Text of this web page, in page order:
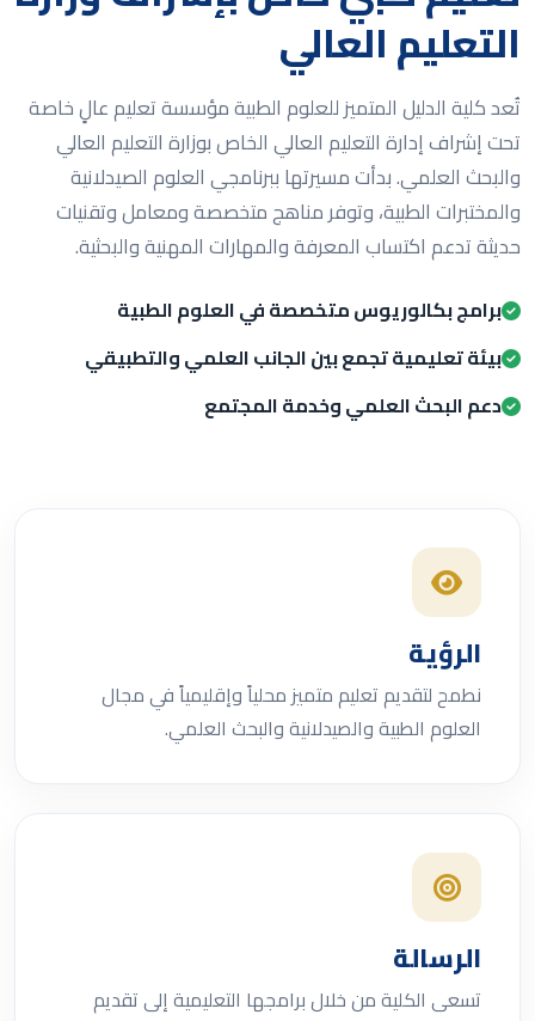
التعليم العالي
تُعد كلية الدليل المتميز للعلوم الطبية مؤسسة تعليم عالٍ خاصة
تحت إشراف إدارة التعليم العالي الخاص بوزارة التعليم العالي
والبحث العلمي. بدأت مسيرتها ببرنامجي العلوم الصيدلانية
والمختبرات الطبية، وتوفر مناهج متخصصة ومعامل وتقنيات
حديثة تدعم اكتساب المعرفة والمهارات المهنية والبحثية.
برامج بكالوريوس متخصصة في العلوم الطبية
بيئة تعليمية تجمع بين الجانب العلمي والتطبيقي
دعم البحث العلمي وخدمة المجتمع
الرؤية
نطمح لتقديم تعليم متميز محلياً وإقليمياً في مجال
العلوم الطبية والصيدلانية والبحث العلمي.
الرسالة
تسعى الكلية من خلال برامجها التعليمية إلى تقديم